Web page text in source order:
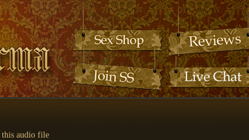
this audio file